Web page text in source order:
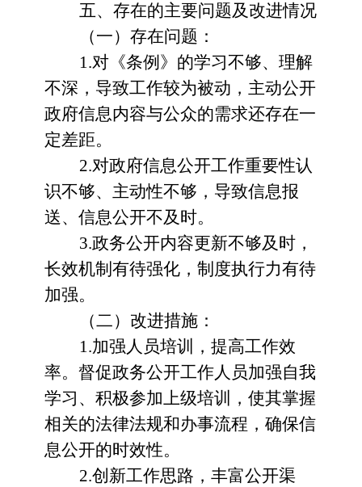
五、存在的主要问题及改进情况
（一）存在问题：
1.对《条例》的学习不够、理解
不深，导致工作较为被动，主动公开
政府信息内容与公众的需求还存在一
定差距。
2.对政府信息公开工作重要性认
识不够、主动性不够，导致信息报
送、信息公开不及时。
3.政务公开内容更新不够及时，
长效机制有待强化，制度执行力有待
加强。
（二）改进措施：
1.加强人员培训，提高工作效
率。督促政务公开工作人员加强自我
学习、积极参加上级培训，使其掌握
相关的法律法规和办事流程，确保信
息公开的时效性。
2.创新工作思路，丰富公开渠